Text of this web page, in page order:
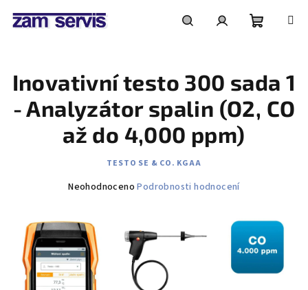
košík
Inovativní testo 300 sada 1
- Analyzátor spalin (O2, CO
až do 4,000 ppm)
TESTO SE & CO. KGAA
Průměrné
je
0,0
z
5
hvězdiček.
Neohodnoceno Podrobnosti hodnocení